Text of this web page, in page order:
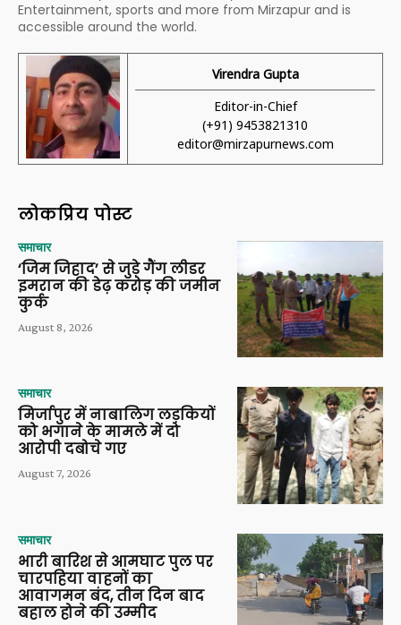
Entertainment, sports and more from Mirzapur and is
accessible around the world.
Virendra Gupta
Editor-in-Chief
(+91) 9453821310
editor@mirzapurnews.com
लोकप्रिय पोस्ट
समाचार
‘जिम जिहाद’ से जुड़े गैंग लीडर
इमरान की डेढ़ करोड़ की जमीन
कुर्क
August 8, 2026
समाचार
मिर्जापुर में नाबालिग लड़कियों
को भगाने के मामले में दो
आरोपी दबोचे गए
August 7, 2026
समाचार
भारी बारिश से आमघाट पुल पर
चारपहिया वाहनों का
आवागमन बंद, तीन दिन बाद
बहाल होने की उम्मीद